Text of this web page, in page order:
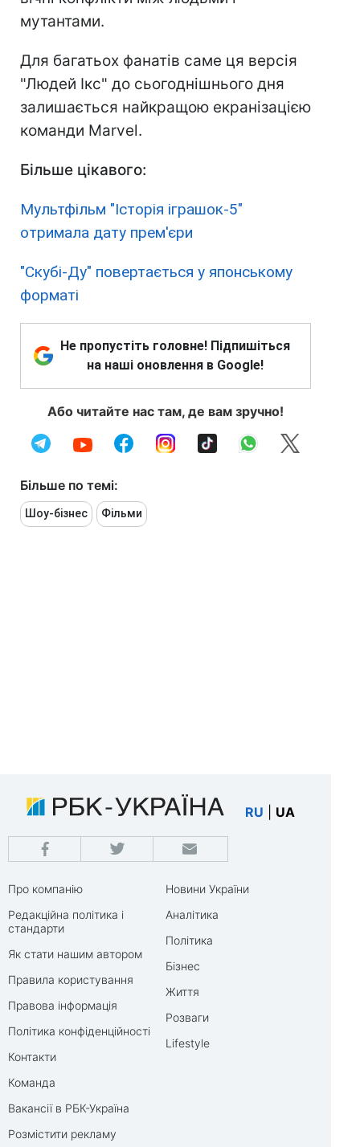
мутантами.
Для багатьох фанатів саме ця версія
"Людей Ікс" до сьогоднішнього дня
залишається найкращою екранізацією
команди Marvel.
Більше цікавого:
Мультфільм "Історія іграшок-5"
отримала дату прем'єри
"Скубі-Ду" повертається у японському
форматі
Не пропустіть головне! Підпишіться
на наші оновлення в Google!
Або читайте нас там, де вам зручно!
Більше по темі:
Шоу-бізнес Фільми
RU UA
Про компанію
Редакційна політика і
стандарти
Як стати нашим автором
Правила користування
Правова інформація
Політика конфіденційності
Контакти
Команда
Вакансії в РБК-Україна
Розмістити рекламу
Новини України
Аналітика
Політика
Бізнес
Життя
Розваги
Lifestyle